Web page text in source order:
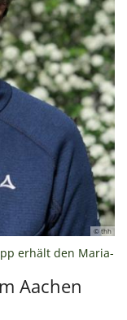
© thh
erhält den Maria-
Aachen